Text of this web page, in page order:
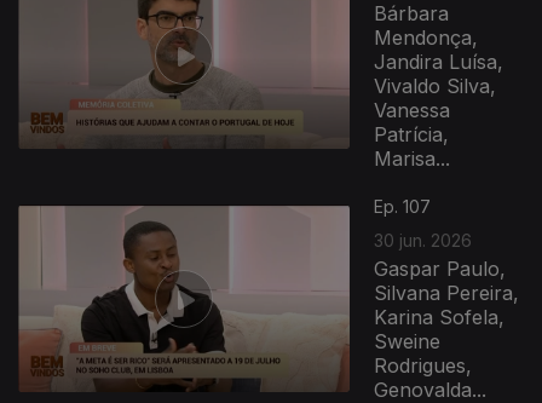
Bárbara
Mendonça,
Jandira Luísa,
Vivaldo Silva,
Vanessa
Patrícia,
Marisa...
Ep. 107
30 jun. 2026
Gaspar Paulo,
Silvana Pereira,
Karina Sofela,
Sweine
Rodrigues,
Genovalda...
939345